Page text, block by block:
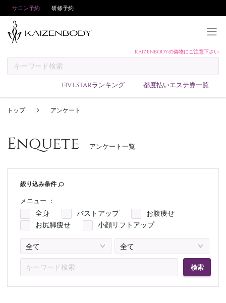
サロン予約 研修予約
KAIZENBODYの偽物にご注意下さい
FIVESTARランキング 都度払いエステ券一覧
予約方法
アンケート
会員登録/ログイン
予約確認 お気に入り
トップ アンケート
Enquete アンケート一覧
絞り込み条件
メニュー ：
全身 バストアップ
お腹痩せ
お尻脚痩せ
小顔リフトアップ
検索